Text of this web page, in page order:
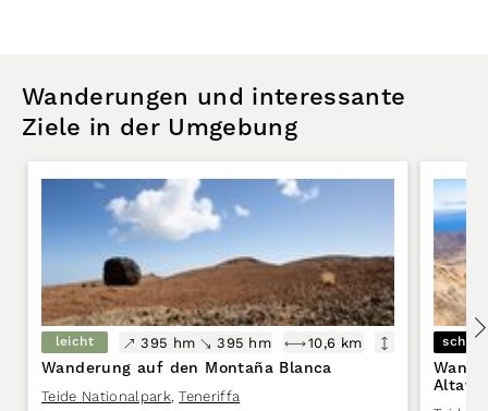
Wanderungen und interessante
Ziele in der Umgebung
leicht 395 hm 395 hm 10,6 km
Wanderung auf den Montaña Blanca
Teide Nationalpark, Teneriffa
Wanderung